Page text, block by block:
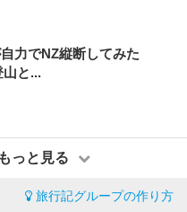
力でNZ縦断してみた
山と...
っと見る
旅行記グループの作り方